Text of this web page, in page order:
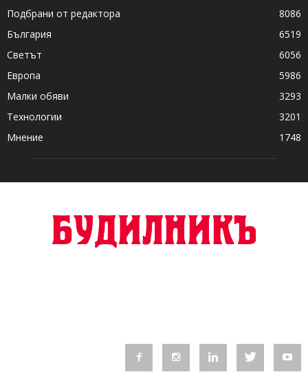
Подбрани от редактора
8086
България
6519
Светът
6056
Европа
5986
Малки обяви
3293
Технологии
3201
Мнение
1748